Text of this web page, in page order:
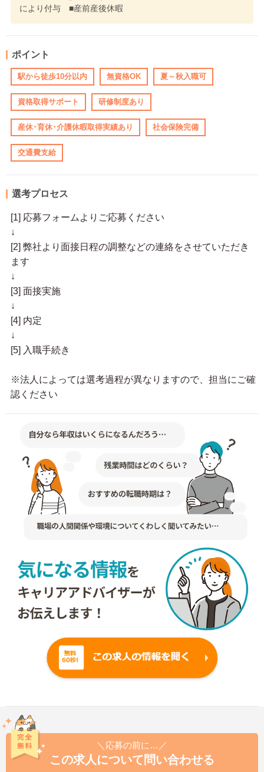
により付与 ■産前産後休暇
ポイント
駅から徒歩10分以内 無資格OK 夏～秋入職可
資格取得サポート 研修制度あり
産休･育休･介護休暇取得実績あり 社会保険完備
交通費支給
選考プロセス
[1] 応募フォームよりご応募ください
↓
[2] 弊社より面接日程の調整などの連絡をさせていただき
ます
↓
[3] 面接実施
↓
[4] 内定
↓
[5] 入職手続き
※法人によっては選考過程が異なりますので、担当にご確
認ください
＼応募の前に…／
この求人について問い合わせる